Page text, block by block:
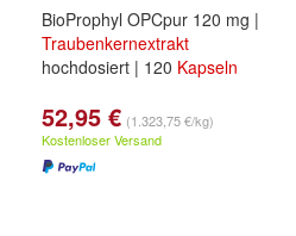
BioProphyl OPCpur 120 mg |
Traubenkernextrakt
hochdosiert | 120 Kapseln
52,95 € (1.323,75 €/kg)
Kostenloser Versand